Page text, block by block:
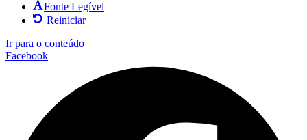
Fonte Legível
Reiniciar
Ir para o conteúdo
Facebook